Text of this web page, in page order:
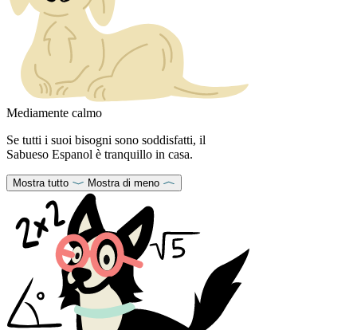
Mediamente calmo
Se tutti i suoi bisogni sono soddisfatti, il
Sabueso Espanol è tranquillo in casa.
Mostra tutto Mostra di meno